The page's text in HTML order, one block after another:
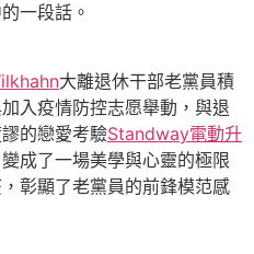
一段話。
大離退休干部老黨員積
入疫情防控志愿舉動，與退
的戀愛考驗Standway電動升
成了一場美學與心靈的極限
彰顯了老黨員的前鋒模范感